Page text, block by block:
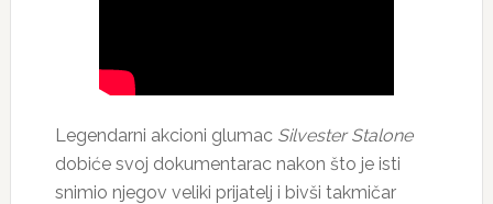
Legendarni akcioni glumac Silvester Stalone
dobiće svoj dokumentarac nakon što je isti
snimio njegov veliki prijatelj i bivši takmičar